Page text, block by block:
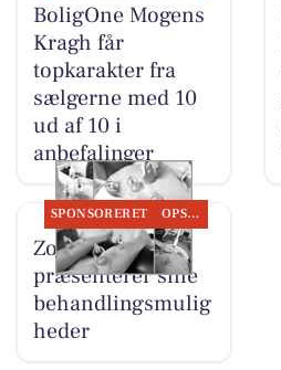
BoligOne Mogens
Kragh får
topkarakter fra
sælgerne med 10
ud af 10 i
anbefalinger
SPONSORERET OPSLAGSTAVLEN
Zones By Gitte
præsenterer sine
behandlingsmulig
heder